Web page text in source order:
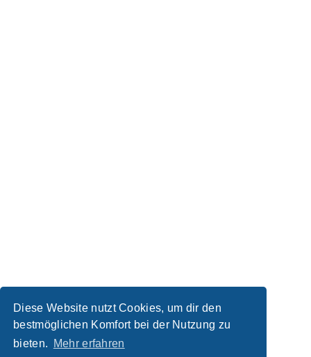
Diese Website nutzt Cookies, um dir den
bestmöglichen Komfort bei der Nutzung zu
bieten.
Mehr erfahren